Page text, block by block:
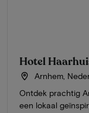
Hotel
Arnhem,
Ontdek prachtig
een lokaal